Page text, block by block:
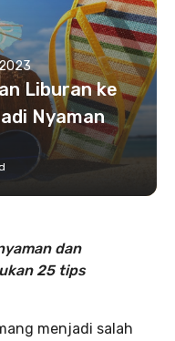
Liburan ke
Nyaman
dan
25 tips
menjadi salah